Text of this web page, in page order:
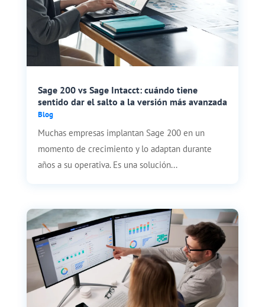
Sage 200 vs Sage Intacct: cuándo tiene
sentido dar el salto a la versión más avanzada
Blog
Muchas empresas implantan Sage 200 en un
momento de crecimiento y lo adaptan durante
años a su operativa. Es una solución...